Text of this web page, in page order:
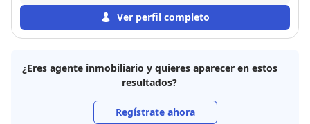
resolver todas mis dudas. Me acompañó durante
todo el proceso con mucha dedicación, haciendo que
gestión y atención al detalle. Es una persona de
confianza que realmente se preocupa por ofrecer el
mejor servicio a sus clientes. Sin duda, lo
recomiendo al 100 % a cualquiera que esté
Ver perfil completo
¿Eres agente inmobiliario y quieres aparecer en estos
resultados?
Regístrate ahora